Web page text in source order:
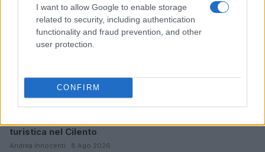
I want to allow Google to enable storage
related to security, including authentication
functionality and fraud prevention, and other
user protection.
CONFIRM
turistica nel Cilento
Andrea Innocenti · 8 Ago 2026